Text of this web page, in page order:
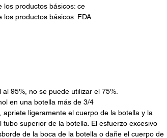
los productos básicos: ce
productos básicos: FDA
95%, no se puede utilizar el 75%.
en una botella más de 3/4
apriete ligeramente el cuerpo de la botella y la
tubo superior de la botella. El esfuerzo excesivo
de la boca de la botella o dañe el cuerpo de